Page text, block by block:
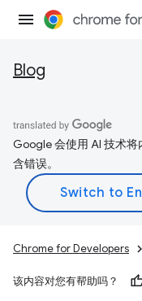
Blog
Google 会使用 AI 技术
含错误。
Chrome for Developers
该内容对您有帮助吗？